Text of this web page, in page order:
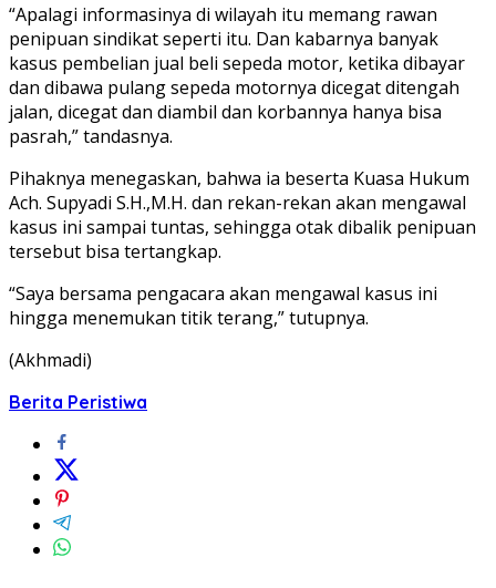
“Apalagi informasinya di wilayah itu memang rawan
penipuan sindikat seperti itu. Dan kabarnya banyak
kasus pembelian jual beli sepeda motor, ketika dibayar
dan dibawa pulang sepeda motornya dicegat ditengah
jalan, dicegat dan diambil dan korbannya hanya bisa
pasrah,” tandasnya.
Pihaknya menegaskan, bahwa ia beserta Kuasa Hukum
Ach. Supyadi S.H.,M.H. dan rekan-rekan akan mengawal
kasus ini sampai tuntas, sehingga otak dibalik penipuan
tersebut bisa tertangkap.
“Saya bersama pengacara akan mengawal kasus ini
hingga menemukan titik terang,” tutupnya.
(Akhmadi)
Berita Peristiwa